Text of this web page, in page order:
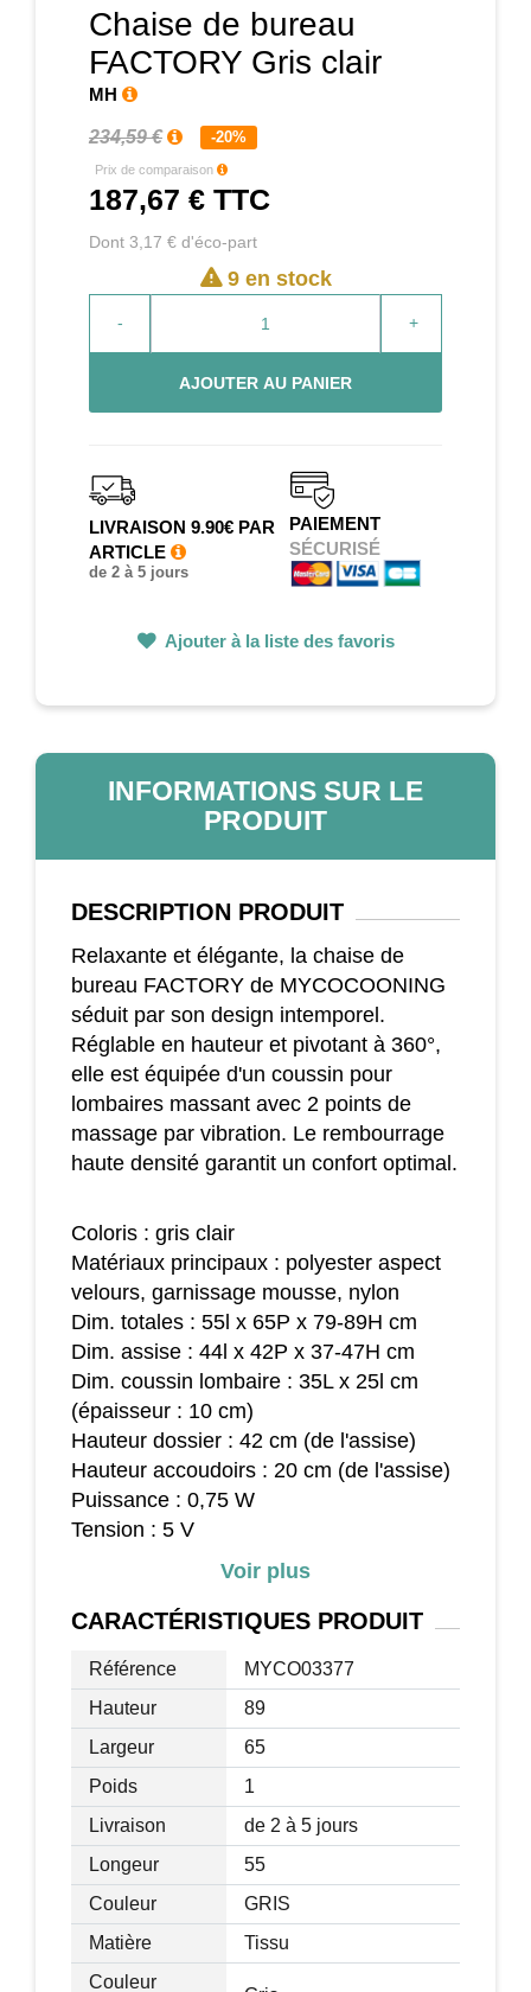
Chaise de bureau
FACTORY Gris clair
MH
234,59 € -20%
Prix de comparaison
187,67 € TTC
Dont 3,17 € d'éco-part
9 en stock
- +
AJOUTER AU PANIER
LIVRAISON 9.90€ PAR
ARTICLE
de 2 à 5 jours
PAIEMENT
SÉCURISÉ
Ajouter à la liste des favoris
INFORMATIONS SUR LE
PRODUIT
DESCRIPTION PRODUIT
Relaxante et élégante, la chaise de
bureau FACTORY de MYCOCOONING
séduit par son design intemporel.
Réglable en hauteur et pivotant à 360°,
elle est équipée d'un coussin pour
lombaires massant avec 2 points de
massage par vibration. Le rembourrage
haute densité garantit un confort optimal.
Coloris : gris clair
Matériaux principaux : polyester aspect
velours, garnissage mousse, nylon
Dim. totales : 55l x 65P x 79-89H cm
Dim. assise : 44l x 42P x 37-47H cm
Dim. coussin lombaire : 35L x 25l cm
(épaisseur : 10 cm)
Hauteur dossier : 42 cm (de l'assise)
Hauteur accoudoirs : 20 cm (de l'assise)
Puissance : 0,75 W
Tension : 5 V
Longueur câble USB : 1,2 m
Certifications normes CE-EMC, RoHS,
vérin à gaz
Livraison effectuée en 1 colis
Voir plus
CARACTÉRISTIQUES PRODUIT
Référence
MYCO03377
Hauteur
89
Largeur
65
Poids
1
Livraison
de 2 à 5 jours
Longeur
55
Couleur
GRIS
Matière
Tissu
Couleur